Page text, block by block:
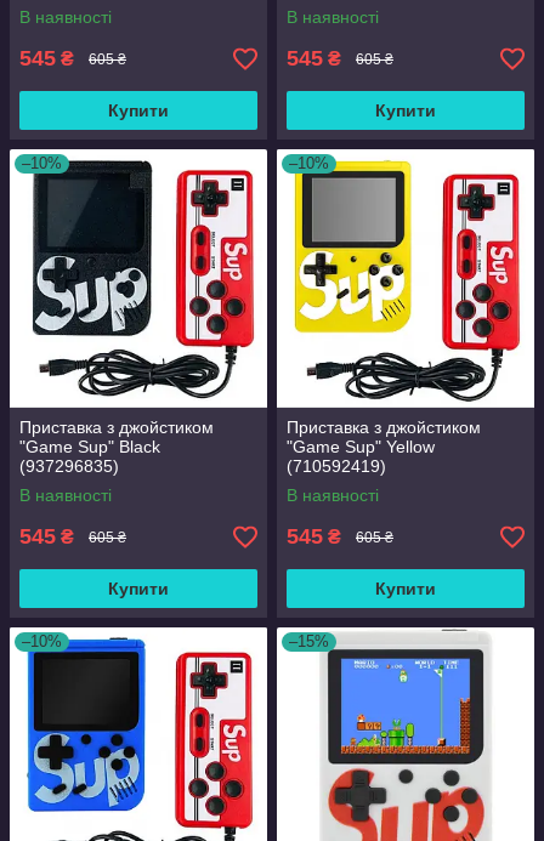
В наявності
545 ₴ 605 ₴
Купити
В наявності
545 ₴ 605 ₴
Купити
–10%
Приставка з джойстиком
"Game Sup" Black
(937296835)
В наявності
545 ₴ 605 ₴
Купити
–10%
Приставка з джойстиком
"Game Sup" Yellow
(710592419)
В наявності
545 ₴ 605 ₴
Купити
–10% –15%